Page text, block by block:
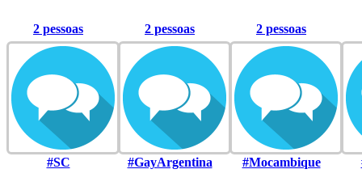
2 pessoas
#SC
2 pessoas
#GayArgentina
2 pessoas
#Mocambique